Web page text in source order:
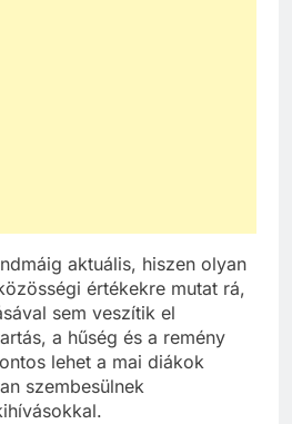
aktuális, hiszen olyan
értékekre mutat rá,
sem veszítik el
a hűség és a remény
lehet a mai diákok
szembesülnek